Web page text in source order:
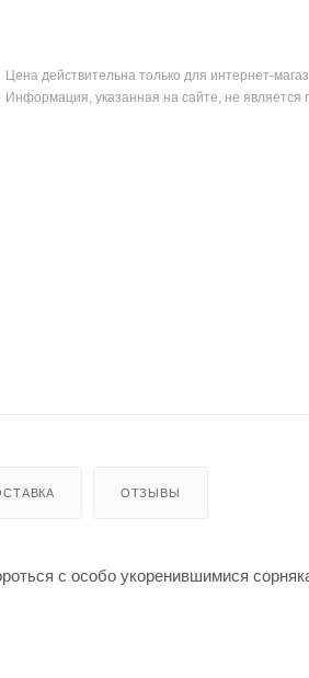
Цена действительна только для интернет-
Информация, указанная на сайте, не является
ОТЗЫВЫ
с особо укоренившимися